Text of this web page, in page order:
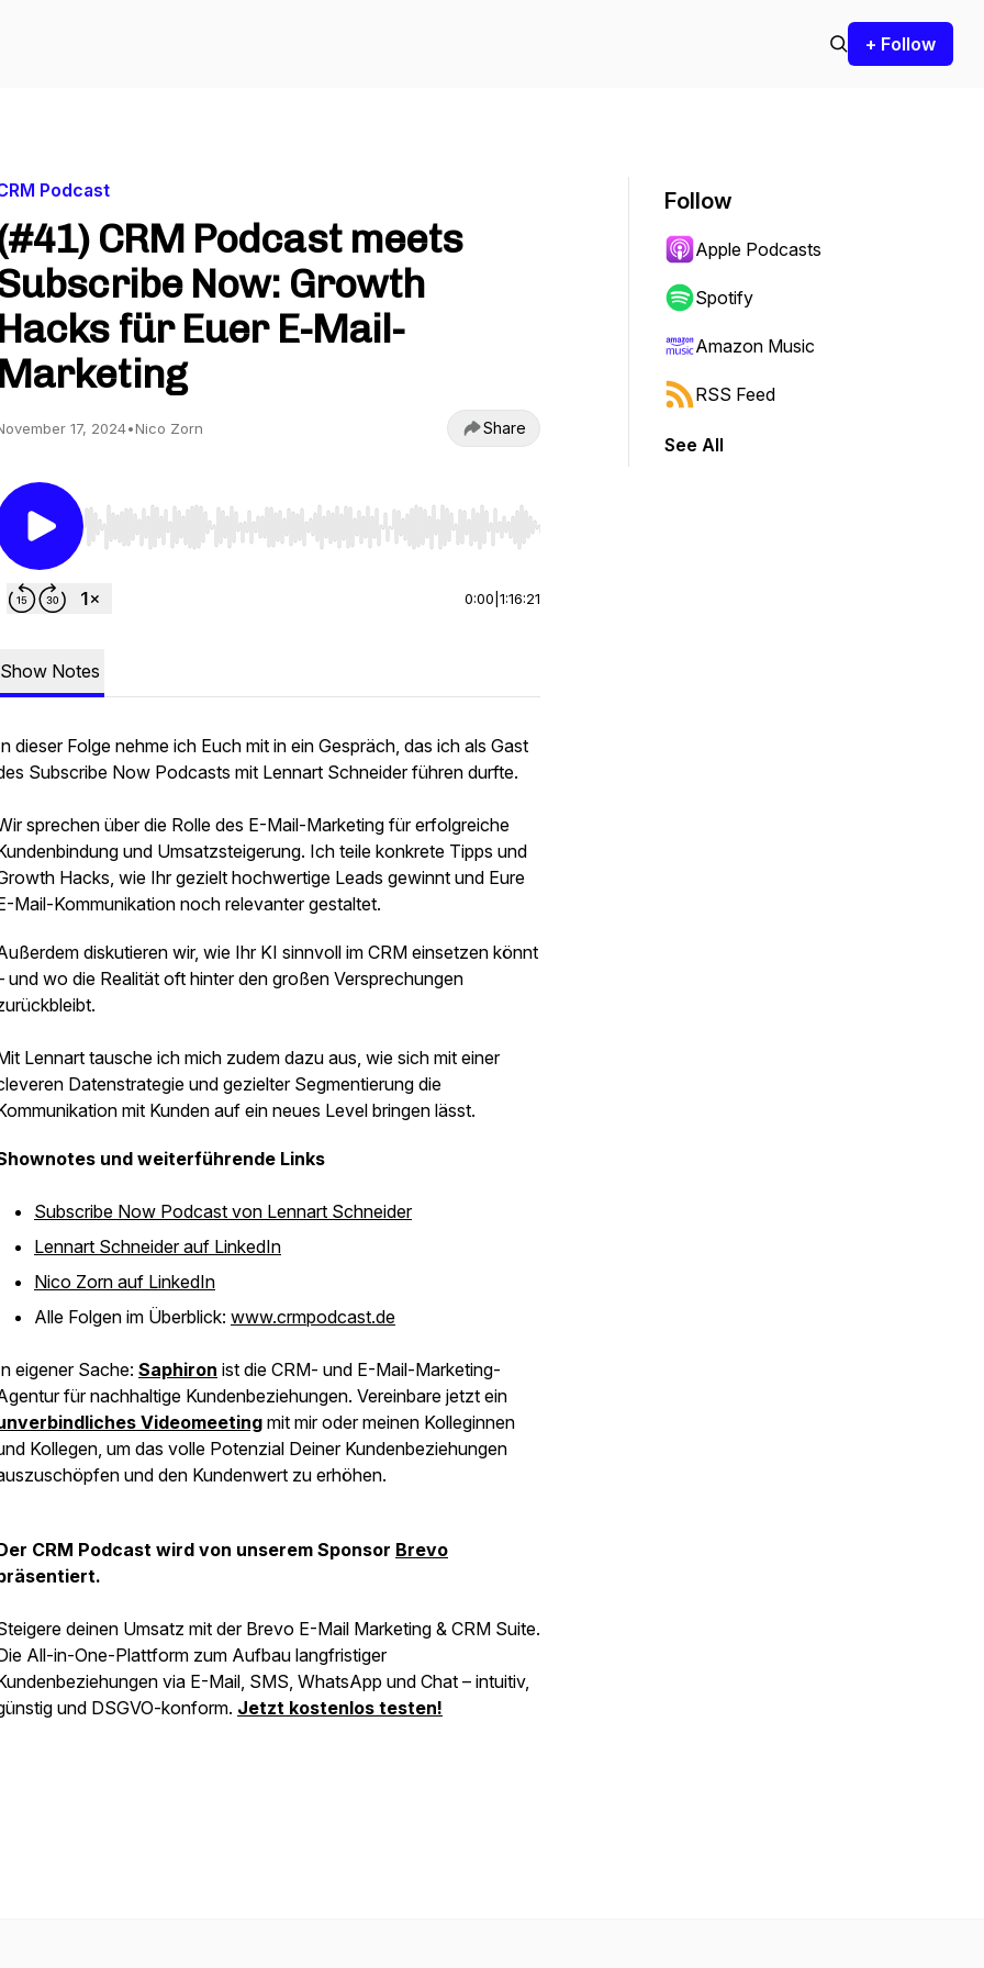
+ Follow
Podcast
CRM Podcast meets
Now: Growth
Hacks für Euer E-Mail-
Marketing
17, 2024•Nico Zorn Share
Use Left/Right to seek, Home/End to jump to start or end. Hold shift to jump forward or backward.
0:00 1:16:21
Show Notes
dieser Folge nehme ich Euch mit in ein Gespräch, das ich als Gast
Subscribe Now Podcasts mit Lennart Schneider führen durfte.
sprechen über die Rolle des E-Mail-Marketing für erfolgreiche
und Umsatzsteigerung. Ich teile konkrete Tipps und
Hacks, wie Ihr gezielt hochwertige Leads gewinnt und Eure
Mail-Kommunikation noch relevanter gestaltet.
diskutieren wir, wie Ihr KI sinnvoll im CRM einsetzen könnt
und wo die Realität oft hinter den großen Versprechungen
Lennart tausche ich mich zudem dazu aus, wie sich mit einer
Datenstrategie und gezielter Segmentierung die
mit Kunden auf ein neues Level bringen lässt.
und weiterführende Links
Subscribe Now Podcast von Lennart Schneider
Lennart Schneider auf LinkedIn
Nico Zorn auf LinkedIn
Alle Folgen im Überblick: www.crmpodcast.de
eigener Sache: Saphiron ist die CRM- und E-Mail-Marketing-
für nachhaltige Kundenbeziehungen. Vereinbare jetzt ein
Videomeeting mit mir oder meinen Kolleginnen
Kollegen, um das volle Potenzial Deiner Kundenbeziehungen
und den Kundenwert zu erhöhen.
CRM Podcast wird von unserem Sponsor Brevo
deinen Umsatz mit der Brevo E-Mail Marketing & CRM Suite.
All-in-One-Plattform zum Aufbau langfristiger
via E-Mail, SMS, WhatsApp und Chat – intuitiv,
und DSGVO-konform. Jetzt kostenlos testen!
Follow
Apple Podcasts
Spotify
Amazon Music
RSS Feed
See All